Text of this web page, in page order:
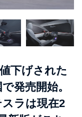
下げされた
発売開始。
ラは現在2